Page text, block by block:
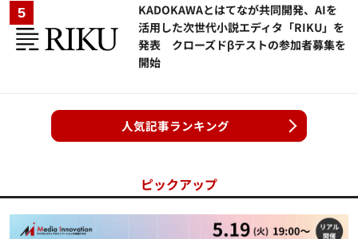
KADOKAWAとはてなが共同開発、AIを
活用した次世代小説エディタ「RIKU」を
発表 クローズドβテストの参加者募集を
開始
人気記事ランキング
ピックアップ